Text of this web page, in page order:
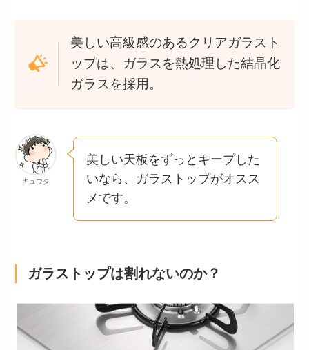
美しい高級感のあるクリアガラスト
ップは、ガラスを熱処理した結晶化
ガラスを採用。
キュウタ
美しい天板をずっとキープした
いなら、ガラストップがオスス
メです。
ガラストップは割れないのか？